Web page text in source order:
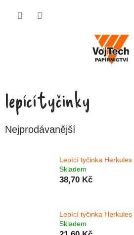
lepící tyčinky
Nejprodávanější
Lepící tyčinka Herkules
Skladem
38,70 Kč
Lepící tyčinka Herkules
Skladem